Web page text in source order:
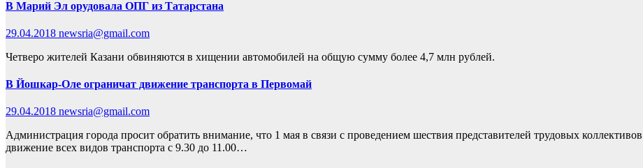
В Марий Эл орудовала ОПГ из Татарстана
29.04.2018 newsria@gmail.com
Четверо жителей Казани обвиняются в хищении автомобилей на общую сумму более 4,7 млн рублей.
В Йошкар-Оле ограничат движение транспорта в Первомай
29.04.2018 newsria@gmail.com
Администрация города просит обратить внимание, что 1 мая в связи с проведением шествия представителей трудовых
движение всех видов транспорта с 9.30 до 11.00…